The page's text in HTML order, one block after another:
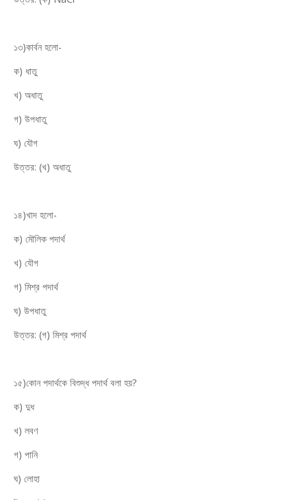
১৩)কার্বন হলো-
ক) ধাতু
খ) অধাতু
গ) উপধাতু
ঘ) যৌগ
উত্তর: (খ) অধাতু
১৪)খাদ হলো-
ক) মৌলিক পদার্থ
খ) যৌগ
গ) মিশ্র পদার্থ
ঘ) উপধাতু
উত্তর: (গ) মিশ্র পদার্থ
১৫)কোন পদার্থকে বিশুদ্ধ পদার্থ বলা হয়?
ক) দুধ
খ) লবণ
গ) পানি
ঘ) লোহা